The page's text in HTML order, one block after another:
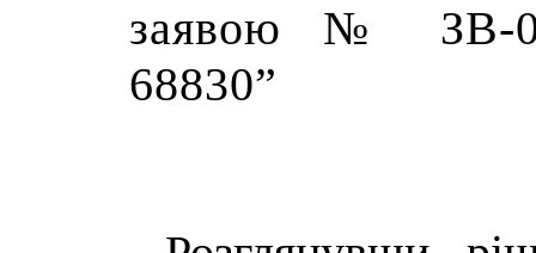
заявою № ЗВ-
68830”